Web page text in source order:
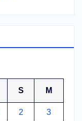
S M
2 3